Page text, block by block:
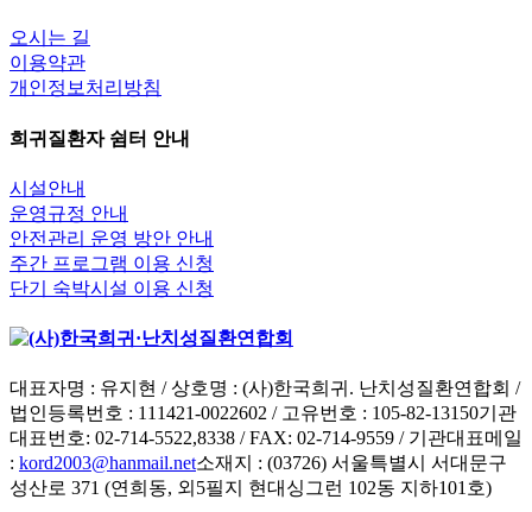
오시는 길
이용약관
개인정보처리방침
희귀질환자 쉼터 안내
시설안내
운영규정 안내
안전관리 운영 방안 안내
주간 프로그램 이용 신청
단기 숙박시설 이용 신청
대표자명 : 유지현 / 상호명 : (사)한국희귀. 난치성질환연합회 /
법인등록번호 : 111421-0022602 / 고유번호 : 105-82-13150기관
대표번호: 02-714-5522,8338 / FAX: 02-714-9559 / 기관대표메일
: kord2003@hanmail.net소재지 : (03726) 서울특별시 서대문구
성산로 371 (연희동, 외5필지 현대싱그런 102동 지하101호)